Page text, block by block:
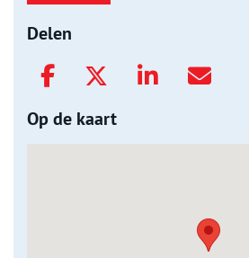
Delen
Op de kaart